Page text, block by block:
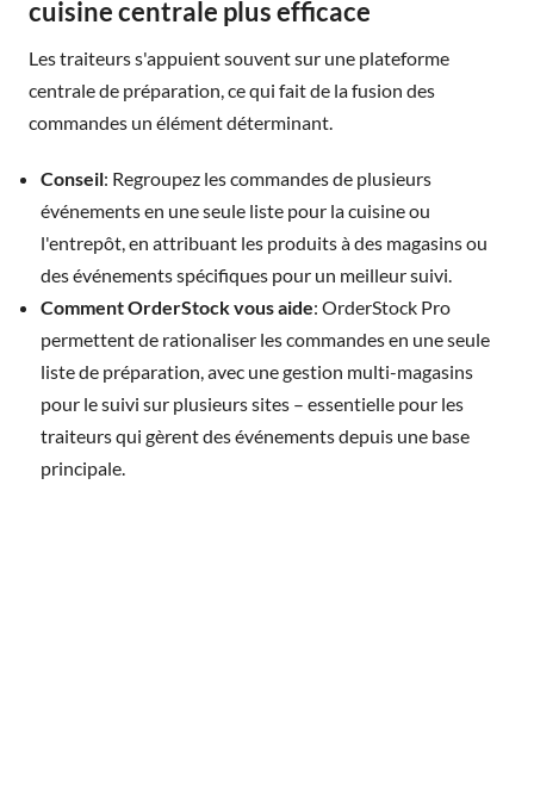
cuisine centrale plus efficace
Les traiteurs s'appuient souvent sur une plateforme
centrale de préparation, ce qui fait de la fusion des
commandes un élément déterminant.
Conseil: Regroupez les commandes de plusieurs
événements en une seule liste pour la cuisine ou
l'entrepôt, en attribuant les produits à des magasins ou
des événements spécifiques pour un meilleur suivi.
Comment OrderStock vous aide: OrderStock Pro
permettent de rationaliser les commandes en une seule
liste de préparation, avec une gestion multi-magasins
pour le suivi sur plusieurs sites – essentielle pour les
traiteurs qui gèrent des événements depuis une base
principale.